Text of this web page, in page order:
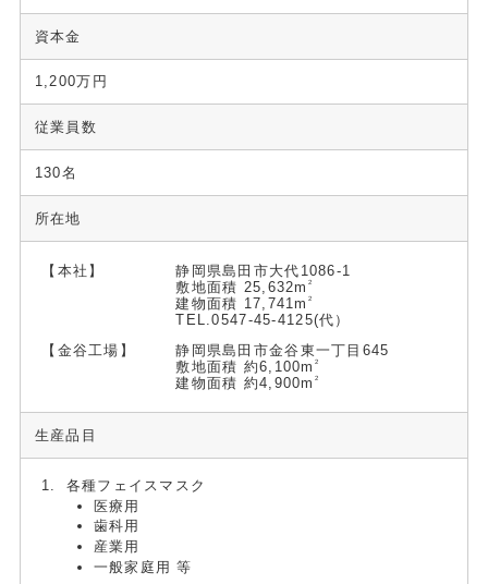
資本金
1,200万円
従業員数
130名
所在地
【本社】
静岡県島田市大代1086-1
敷地面積 25,632m 2
建物面積 17,741m 2
TEL.0547-45-4125(代）
【金谷工場】
静岡県島田市金谷東一丁目645
敷地面積 約6,100m 2
建物面積 約4,900m 2
生産品目
各種フェイスマスク
医療用
歯科用
産業用
一般家庭用 等